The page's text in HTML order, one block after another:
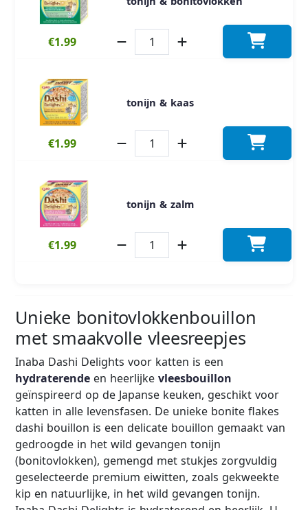
€1.99
tonijn & kaas
€1.99
tonijn & zalm
€1.99
Unieke bonitovlokkenbouillon
met smaakvolle vleesreepjes
Inaba Dashi Delights voor katten is een
hydraterende en heerlijkevleesbouillon
geïnspireerd op de Japanse keuken, geschikt voor
katten in alle levensfasen. De unieke bonite flakes
dashi bouillon is een delicate bouillon gemaakt van
gedroogde in het wild gevangen tonijn
(bonitovlokken), gemengd met stukjes zorgvuldig
geselecteerde premium eiwitten, zoals gekweekte
kip en natuurlijke, in het wild gevangen tonijn.